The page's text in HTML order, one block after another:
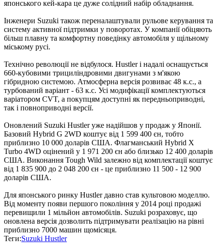
японського кей-кара це дуже солідний набір обладнання.
Інженери Suzuki також переналаштували рульове керування та
систему активної підтримки у поворотах. У компанії обіцяють
більш плавну та комфортну поведінку автомобіля у щільному
міському русі.
Технічно революції не відбулося. Hustler і надалі оснащується
660-кубовими трициліндровими двигунами з м'якою
гібридною системою. Атмосферна версія розвиває 48 к.с., а
турбований варіант - 63 к.с. Усі модифікації комплектуються
варіатором CVT, а покупцям доступні як передньоприводні,
так і повноприводні версії.
Оновлений Suzuki Hustler уже надійшов у продаж у Японії.
Базовий Hybrid G 2WD коштує від 1 599 400 єн, тобто
приблизно 10 000 доларів США. Флагманський Hybrid X
Turbo 4WD оцінений у 1 971 200 єн або близько 12 400 доларів
США. Виконання Tough Wild залежно від комплектації коштує
від 1 835 900 до 2 048 200 єн - це приблизно 11 500 - 12 900
доларів США.
Для японського ринку Hustler давно став культовою моделлю.
Від моменту появи першого покоління у 2014 році продажі
перевищили 1 мільйон автомобілів. Suzuki розраховує, що
оновлена версія дозволить підтримувати реалізацію на рівні
приблизно 7000 машин щомісяця.
Теги:Suzuki Hustler